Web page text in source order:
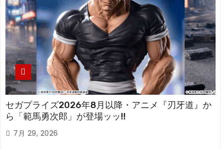
セガプライズ2026年8月以降・アニメ『刃牙道』か
ら「範馬勇次郎」が登場ッッ!!
7月 29, 2026